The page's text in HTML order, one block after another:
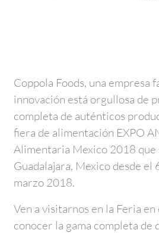
Coppola Foods, una empresa
innovación está orgullosa de
completa de auténticos
fiera de alimentación EXPO
Alimentaria Mexico 2018 que
Guadalajara, Mexico desde el
marzo 2018.
Ven a visitarnos en la Feria
conocer la gama completa de